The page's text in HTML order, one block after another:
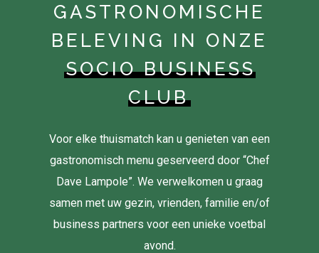
GASTRONOMISCHE
BELEVING IN ONZE
SOCIO BUSINESS
CLUB
Voor elke thuismatch kan u genieten van een
gastronomisch menu geserveerd door “Chef
Dave Lampole”. We verwelkomen u graag
samen met uw gezin, vrienden, familie en/of
business partners voor een unieke voetbal
avond.